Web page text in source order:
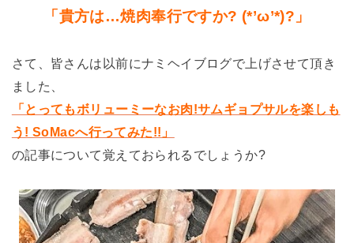
「貴方は…焼肉奉行ですか? (*’ω’*)?」
さて、皆さんは以前にナミヘイブログで上げさせて頂き
ました、
「とってもボリューミーなお肉!サムギョプサルを楽しも
う! SoMacへ行ってみた!!」
の記事について覚えておられるでしょうか?